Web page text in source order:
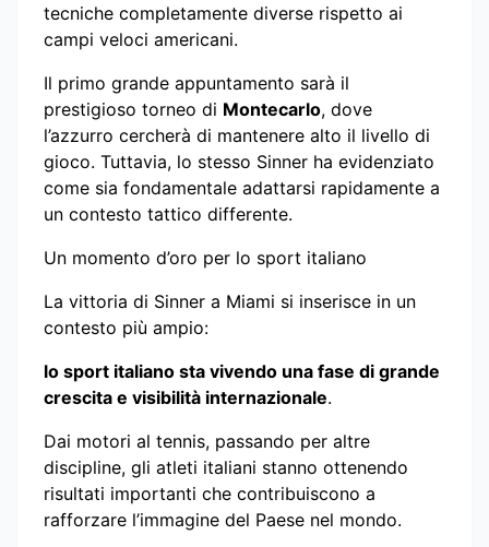
tecniche completamente diverse rispetto ai
campi veloci americani.
Il primo grande appuntamento sarà il
prestigioso torneo di Montecarlo, dove
l’azzurro cercherà di mantenere alto il livello di
gioco. Tuttavia, lo stesso Sinner ha evidenziato
come sia fondamentale adattarsi rapidamente a
un contesto tattico differente.
Un momento d’oro per lo sport italiano
La vittoria di Sinner a Miami si inserisce in un
contesto più ampio:
lo sport italiano sta vivendo una fase di grande
crescita e visibilità internazionale.
Dai motori al tennis, passando per altre
discipline, gli atleti italiani stanno ottenendo
risultati importanti che contribuiscono a
rafforzare l’immagine del Paese nel mondo.